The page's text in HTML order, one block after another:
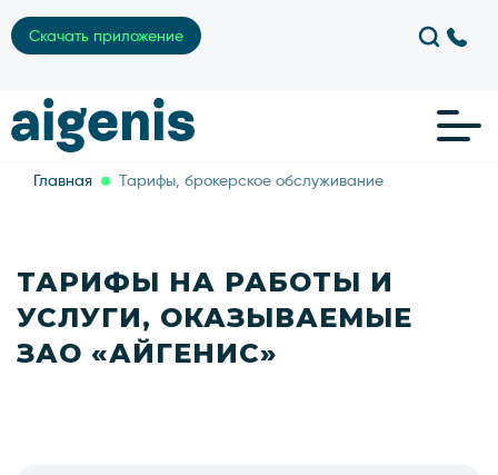
Скачать приложение
Главная Тарифы, брокерское обслуживание
ТАРИФЫ НА РАБОТЫ И
УСЛУГИ, ОКАЗЫВАЕМЫЕ
ЗАО «АЙГЕНИС»